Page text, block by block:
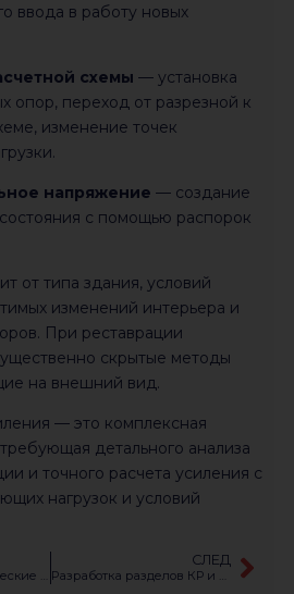
ввода в работу новых
схемы — установка
опор, переход от разрезной к
изменение точек
напряжение — создание
с помощью распорок
от типа здания, условий
изменений интерьера и
При реставрации
скрытые методы
на внешний вид.
— это комплексная
детального анализа
и точного расчета усиления с
нагрузок и условий
Инженерно-геологические изыскания
СЛЕД
Разработка разделов КР и ТКР